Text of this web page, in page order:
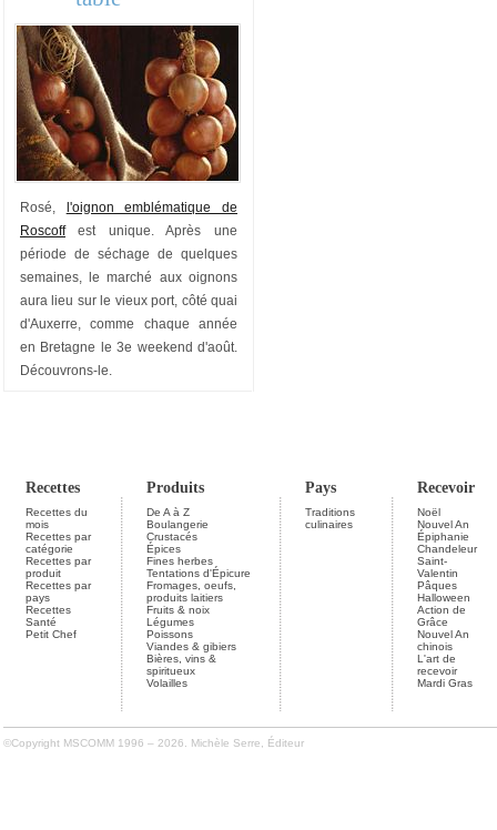
Rosé,
l'oignon emblématique de
Roscoffest unique. Après une
période de séchage de quelques
semaines, le marché aux oignons
aura lieu sur le vieux port, côté quai
d'Auxerre, comme chaque année
en Bretagne le 3e weekend d'août.
Découvrons-le.
Recettes Produits Pays Recevoir
Recettes du
mois
Recettes par
catégorie
Recettes par
produit
Recettes par
pays
Recettes
Santé
Petit Chef
De A à Z
Boulangerie
Crustacés
Épices
Fines herbes
Tentations d'Épicure
Fromages, oeufs,
produits laitiers
Fruits & noix
Légumes
Poissons
Viandes & gibiers
Bières, vins &
spiritueux
Volailles
Traditions
culinaires
Noël
Nouvel An
Épiphanie
Chandeleur
Saint-
Valentin
Pâques
Halloween
Action de
Grâce
Nouvel An
chinois
L'art de
recevoir
Mardi Gras
©Copyright MSCOMM 1996 – 2026. Michèle Serre, Éditeur